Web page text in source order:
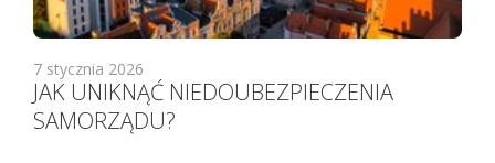
7 stycznia 2026
JAK UNIKNĄĆ NIEDOUBEZPIECZENIA
SAMORZĄDU?